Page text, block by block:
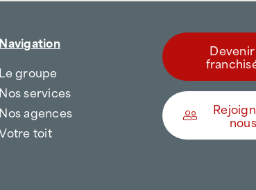
Navigation
Le groupe
Nos services
Nos agences
toit
Devenir
nous